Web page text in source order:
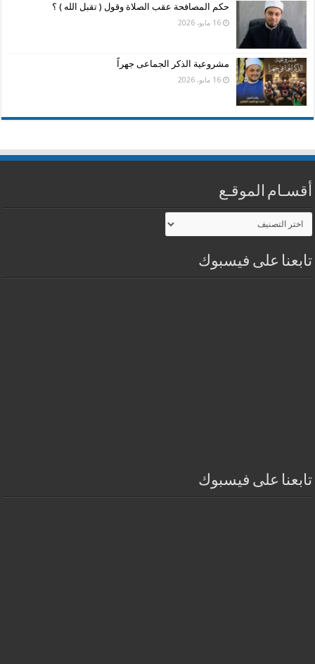
حكم المصافحة عقب الصلاة وقول ( تقبل الله ) ؟
16 مايو، 2026
مشروعية الذكر الجماعى جهراً
16 مايو، 2026
أقسـام الموقـع
أقسـام
الموقـع
تابعنا على فيسبوك
تابعنا على فيسبوك